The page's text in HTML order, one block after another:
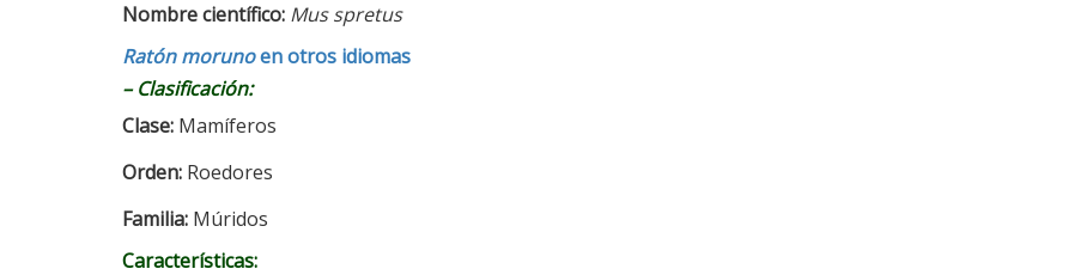
Nombre científico: Mus spretus
Ratón morunoen otros idiomas
– Clasificación:
Clase: Mamíferos
Orden: Roedores
Familia: Múridos
Características: